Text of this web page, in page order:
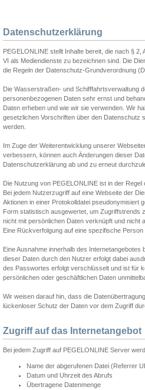
Datenschutzerklärung
PEGELONLINE stellt Inhalte bereit, die nach §
VI als Mediendienste zu bezeichnen sind. Die
die Regeln der Datenschutz-Grundverordnung
Die Wasserstraßen- und Schifffahrtsverwaltung
personenbezogenen Daten sehr ernst und
Daten erheben und wie wir sie verwenden. Wir
gesetzlichen Vorschriften über den Datenschutz
werden.
Im Zuge der Weiterentwicklung unserer
verbessern, können auch Änderungen dieser
Datenschutzerklärung ab und zu erneut
Die Nutzung von PEGELONLINE ist in der
Bei jedem Nutzerzugriff auf eine Webseite der
Aktionen in einer Protokolldatei pseudonymisiert
Form statistisch ausgewertet, um Zugriffstrends
nicht mit persönlichen Daten verknüpft und nicht
Eine Rückverfolgung auf eine spezifische
Eine Ausnahme innerhalb des
dieser Daten durch den Nutzer erfolgt dabei
des Passwortes erfolgt verschlüsselt und ist für
persönlichen oder geschäftlichen Daten
Wir weisen darauf hin, dass die
lückenloser Schutz der Daten vor dem Zugriff
Zugriff auf das Internetangebot
Bei jedem Zugriff auf PEGELONLINE Server
Name der abgerufenen Datei (Referrer
Datum und Uhrzeit des Abrufs
Übertragene Datenmenge